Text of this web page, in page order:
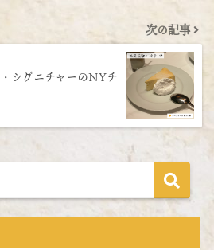
次の記事
シグニチャーのNYチ